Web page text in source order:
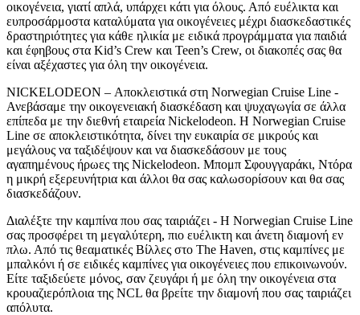
οικογένεια, γιατί απλά, υπάρχει κάτι για όλους. Από ευέλικτα και
ευπροσάρμοστα καταλύματα για οικογένειες μέχρι διασκεδαστικές
δραστηριότητες για κάθε ηλικία με ειδικά προγράμματα για παιδιά
και έφηβους στα Kid’s Crew και Teen’s Crew, οι διακοπές σας θα
είναι αξέχαστες για όλη την οικογένεια.
NICKELODEON – Αποκλειστικά στη Norwegian Cruise Line -
Ανεβάσαμε την οικογενειακή διασκέδαση και ψυχαγωγία σε άλλα
επίπεδα με την διεθνή εταιρεία Nickelodeon. H Norwegian Cruise
Line σε αποκλειστικότητα, δίνει την ευκαιρία σε μικρούς και
μεγάλους να ταξιδέψουν και να διασκεδάσουν με τους
αγαπημένους ήρωες της Nickelodeon. Μπομπ Σφουγγαράκι, Ντόρα
η μικρή εξερευνήτρια και άλλοι θα σας καλωσορίσουν και θα σας
διασκεδάζουν.
Διαλέξτε την καμπίνα που σας ταιριάζει - Η Norwegian Cruise Line
σας προσφέρει τη μεγαλύτερη, πιο ευέλικτη και άνετη διαμονή εν
πλω. Από τις θεαματικές Βίλλες στο The Haven, στις καμπίνες με
μπαλκόνι ή σε ειδικές καμπίνες για οικογένειες που επικοινωνούν.
Είτε ταξιδεύετε μόνος, σαν ζευγάρι ή με όλη την οικογένεια στα
κρουαζιερόπλοια της NCL θα βρείτε την διαμονή που σας ταιριάζει
απόλυτα.